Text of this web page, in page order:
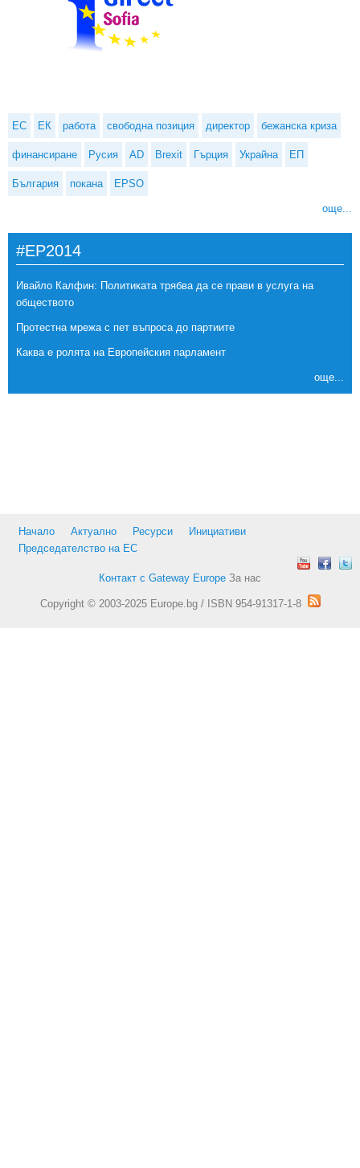
ЕС ЕК работа свободна позиция директор бежанска криза
финансиране Русия AD Brexit Гърция Украйна ЕП
България покана EPSO
още...
#EP2014
Ивайло Калфин: Политиката трябва да се прави в услуга на
обществото
Протестна мрежа с пет въпроса до партиите
Каква е ролята на Европейския парламент
още...
Начало Актуално Ресурси
Инициативи
Председателство на ЕС
Контакт с Gateway Europe За нас
Copyright © 2003-2025 Europe.bg / ISBN 954-91317-1-8